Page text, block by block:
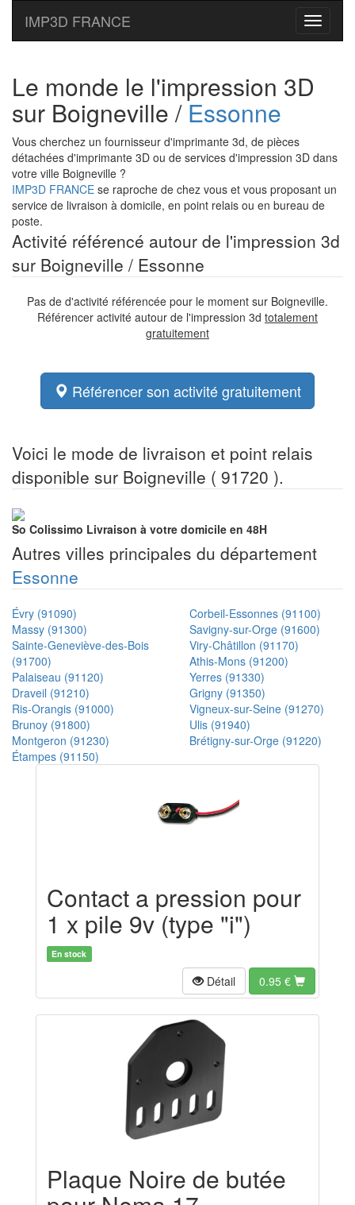
Toggle
IMP3D FRANCE
Le monde le l'impression 3D
sur Boigneville /Essonne
Vous cherchez un fournisseur d'imprimante 3d, de pièces
détachées d'imprimante 3D ou de services d'impression 3D dans
votre ville Boigneville ?
IMP3D FRANCE se raproche de chez vous et vous proposant un
service de livraison à domicile, en point relais ou en bureau de
poste.
Activité référencé autour de l'impression 3d
sur Boigneville / Essonne
Pas de d'activité référencée pour le moment sur Boigneville.
Référencer activité autour de l'impression 3d totalement
gratuitement
Référencer son activité gratuitement
Voici le mode de livraison et point relais
disponible sur Boigneville ( 91720 ).
So Colissimo Livraison à votre domicile en 48H
Autres villes principales du département
Essonne
Évry (91090)
Corbeil-Essonnes (91100)
Massy (91300)
Savigny-sur-Orge (91600)
Sainte-Geneviève-des-Bois
(91700)
Viry-Châtillon (91170)
Athis-Mons (91200)
Palaiseau (91120)
Yerres (91330)
Draveil (91210)
Grigny (91350)
Ris-Orangis (91000)
Vigneux-sur-Seine (91270)
Brunoy (91800)
Ulis (91940)
Montgeron (91230)
Brétigny-sur-Orge (91220)
Étampes (91150)
Contact a pression pour
1 x pile 9v (type "i")
En stock
Détail 0.95 €
Plaque Noire de butée